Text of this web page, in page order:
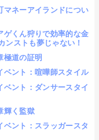
マネーアイランドについ
ゲくん狩りで効率的な金
ンストも夢じゃない！
極道の証明
ベント：喧嘩師スタイル
ント：ダンサースタイ
輝く監獄
ント：スラッガースタ